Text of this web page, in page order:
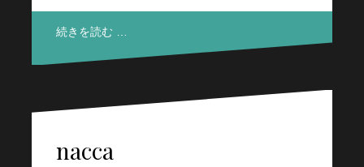
続きを読む …
nacca